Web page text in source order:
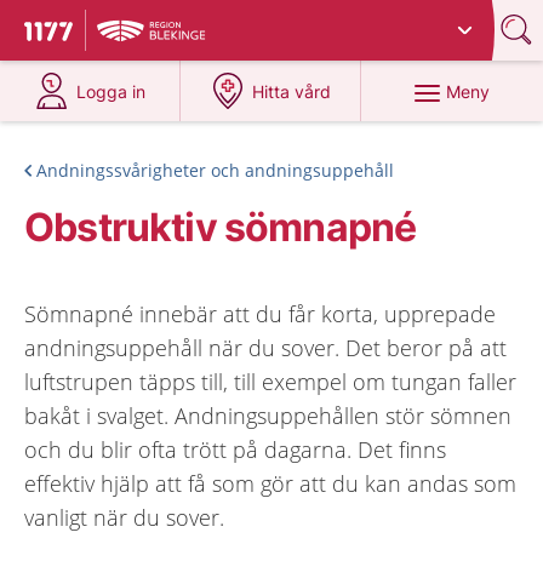
Till startsidan för 1177
Du har valt region
Logga in
på 1177.se
Hitta vård
på 1177.se
Meny
Andningssvårigheter och andningsuppehåll
Obstruktiv sömnapné
Sömnapné innebär att du får korta, upprepade
andningsuppehåll när du sover. Det beror på att
luftstrupen täpps till, till exempel om tungan faller
bakåt i svalget. Andningsuppehållen stör sömnen
och du blir ofta trött på dagarna. Det finns
effektiv hjälp att få som gör att du kan andas som
vanligt när du sover.